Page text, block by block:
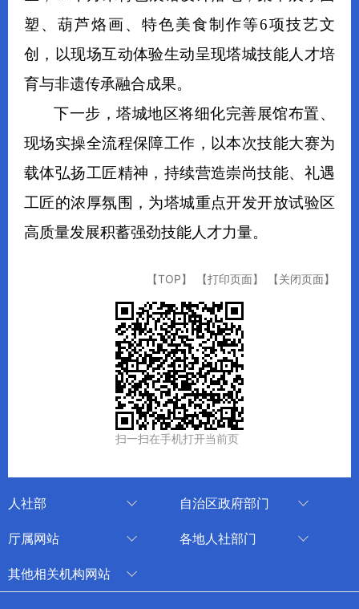
塑、葫芦烙画、特色美食制作等6项技艺文
创，以现场互动体验生动呈现塔城技能人才培
育与非遗传承融合成果。
下一步，塔城地区将细化完善展馆布置、
现场实操全流程保障工作，以本次技能大赛为
载体弘扬工匠精神，持续营造崇尚技能、礼遇
工匠的浓厚氛围，为塔城重点开发开放试验区
高质量发展积蓄强劲技能人才力量。
【TOP】 【打印页面】 【关闭页面】
扫一扫在手机打开当前页
人社部
技能人才评价工作网
自治区政府部门
审计厅
退役军人事务厅
厅属网站
中国新疆人才网
各地人社部门
其他相关机构网站